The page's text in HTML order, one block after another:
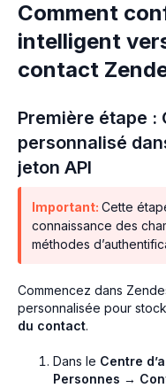
Comment
intelligent
contact
Première étape :
personnalisé
jeton API
Important: Cette
connaissance des
méthodes
Commencez dans
personnalisée pour
du contact.
Dans le Centre
Personnes →